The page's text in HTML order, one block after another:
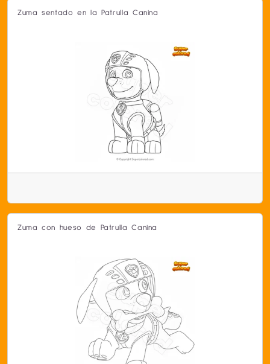
Zuma sentado en la Patrulla Canina
Zuma con hueso de Patrulla Canina